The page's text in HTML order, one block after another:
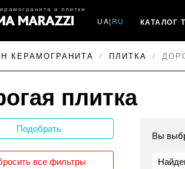
и плитки
UA| RU КАТАЛОГ
КЕРАМОГРАНИТА ПЛИТКА
плитка
Вы
Подобрать
все фильтры